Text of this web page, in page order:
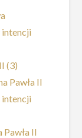
intencji
(3)
Pawła II
intencji
II